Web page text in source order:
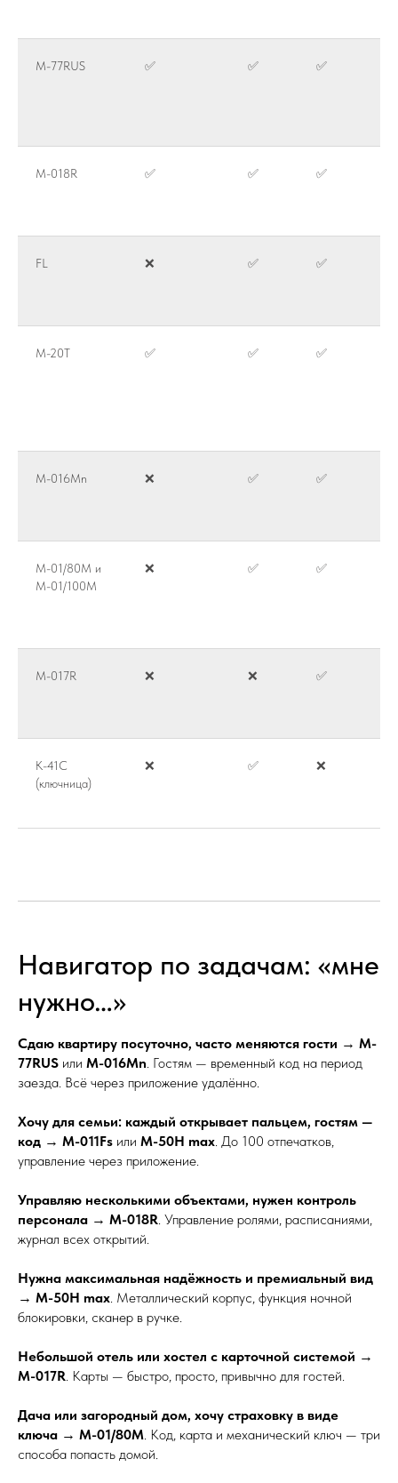
M-77RUS ✅ ✅ ✅
M-018R ✅ ✅ ✅
FL ❌ ✅ ✅
M-20T ✅ ✅ ✅
M-016Mn ❌ ✅ ✅
M-01/80M и
M-01/100M
❌ ✅ ✅
M-017R ❌ ❌ ✅
К-41С
(ключница)
❌ ✅ ❌
Навигатор по задачам: «мне
нужно…»
Сдаю квартиру посуточно, часто меняются гости → M-
77RUS или M-016Mn. Гостям — временный код на период
заезда. Всё через приложение удалённо.
Хочу для семьи: каждый открывает пальцем, гостям —
код → M-011Fs или M-50H max. До 100 отпечатков,
управление через приложение.
Управляю несколькими объектами, нужен контроль
персонала → M-018R. Управление ролями, расписаниями,
журнал всех открытий.
Нужна максимальная надёжность и премиальный вид
→ M-50H max. Металлический корпус, функция ночной
блокировки, сканер в ручке.
Небольшой отель или хостел с карточной системой →
M-017R. Карты — быстро, просто, привычно для гостей.
Дача или загородный дом, хочу страховку в виде
ключа → M-01/80M. Код, карта и механический ключ — три
способа попасть домой.